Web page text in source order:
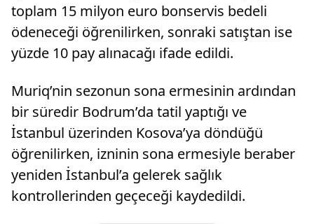
toplam 15 milyon euro bonservis bedeli
ödeneceği öğrenilirken, sonraki satıştan ise
yüzde 10 pay alınacağı ifade edildi.
Muriq’nin sezonun sona ermesinin ardından
bir süredir Bodrum’da tatil yaptığı ve
İstanbul üzerinden Kosova’ya döndüğü
öğrenilirken, izninin sona ermesiyle beraber
yeniden İstanbul’a gelerek sağlık
kontrollerinden geçeceği kaydedildi.